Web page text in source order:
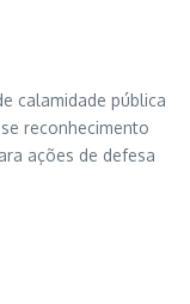
calamidade pública
reconhecimento
ações de defesa